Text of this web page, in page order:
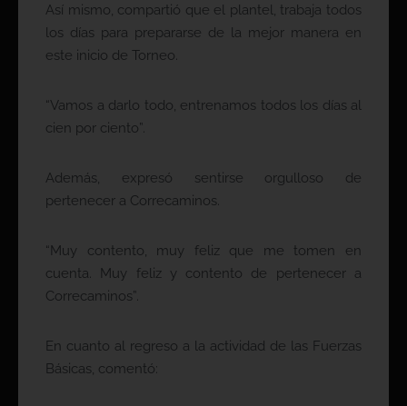
Así mismo, compartió que el plantel, trabaja todos
los días para prepararse de la mejor manera en
este inicio de Torneo.
“Vamos a darlo todo, entrenamos todos los días al
cien por ciento”.
Además, expresó sentirse orgulloso de
pertenecer a Correcaminos.
“Muy contento, muy feliz que me tomen en
cuenta. Muy feliz y contento de pertenecer a
Correcaminos”.
En cuanto al regreso a la actividad de las Fuerzas
Básicas, comentó: